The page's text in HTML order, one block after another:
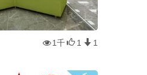
1千 1 1